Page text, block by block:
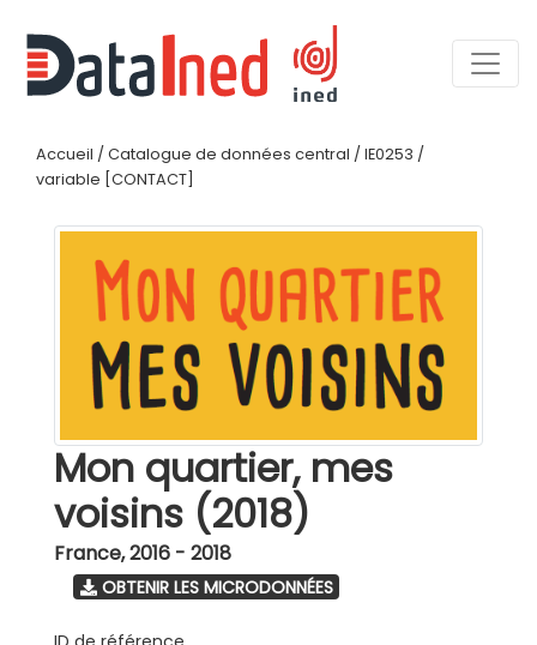
Accueil / Catalogue de données central / IE0253 /
variable [CONTACT]
Mon quartier, mes
voisins (2018)
France,2016 - 2018
OBTENIR LES MICRODONNÉES